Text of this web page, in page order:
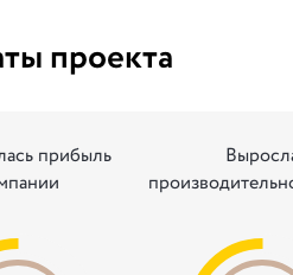
проекта
прибыль